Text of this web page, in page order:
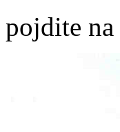
pojdite na